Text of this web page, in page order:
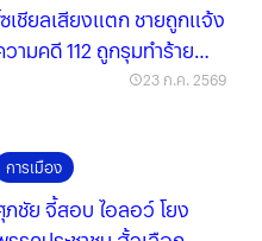
ซเชียลเสียงแตก ชายถูกแจ้ง
วามคดี 112 ถูกรุมทำร้าย
23 ก.ค. 2569
การเมือง
ภชัย จี้สอบ ไอลอว์ โยง